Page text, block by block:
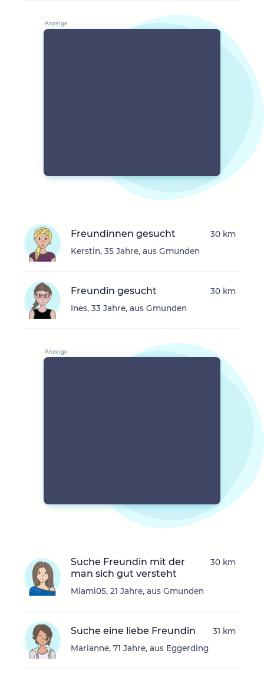
Freundinnen gesucht
Kerstin, 35 Jahre, aus Gmunden
30 km
Freundin gesucht
Ines, 33 Jahre, aus Gmunden
30 km
Suche Freundin mit der
man sich gut versteht
Miami05, 21 Jahre, aus Gmunden
30 km
Suche eine liebe Freundin
Marianne, 71 Jahre, aus Eggerding
31 km